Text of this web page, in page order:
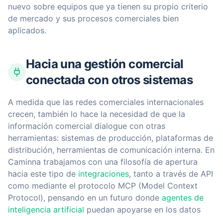
nuevo sobre equipos que ya tienen su propio criterio
de mercado y sus procesos comerciales bien
aplicados.
Hacia una gestión comercial
conectada con otros sistemas
A medida que las redes comerciales internacionales
crecen, también lo hace la necesidad de que la
información comercial dialogue con otras
herramientas: sistemas de producción, plataformas de
distribución, herramientas de comunicación interna. En
Caminna trabajamos con una filosofía de apertura
hacia este tipo de integraciones, tanto a través de API
como mediante el protocolo MCP (Model Context
Protocol), pensando en un futuro donde agentes de
inteligencia artificial puedan apoyarse en los datos